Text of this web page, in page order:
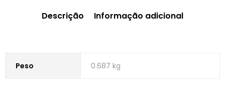
Descrição Informação adicional
Peso 0.687 kg